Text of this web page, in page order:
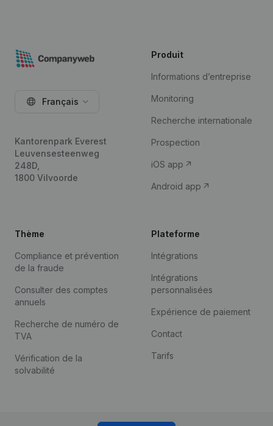
Français
Kantorenpark Everest
Leuvensesteenweg
248D,
1800 Vilvoorde
Produit
Informations d’entreprise
Monitoring
Recherche internationale
Prospection
iOS app
Android app
Thème
Compliance et prévention
de la fraude
Consulter des comptes
annuels
Recherche de numéro de
TVA
Vérification de la
solvabilité
Plateforme
Intégrations
Intégrations
personnalisées
Expérience de paiement
Contact
Tarifs